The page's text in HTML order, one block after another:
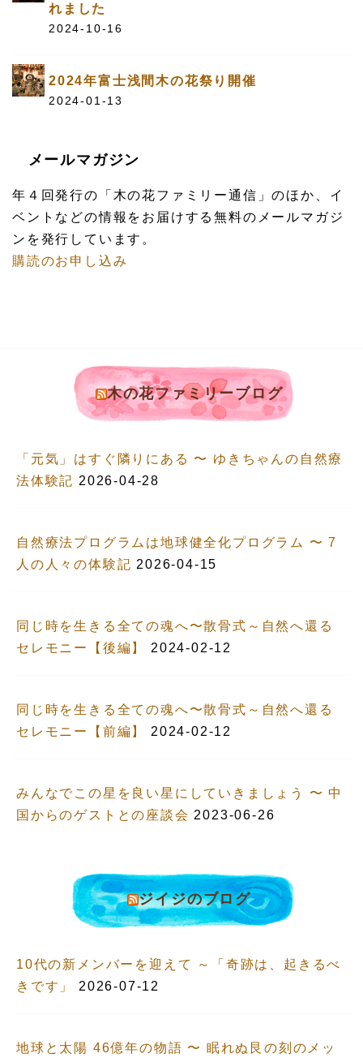
れました
2024-10-16
2024年富士浅間木の花祭り開催
2024-01-13
メールマガジン
年４回発行の「木の花ファミリー通信」のほか、イ
ベントなどの情報をお届けする無料のメールマガジ
ンを発行しています。
購読のお申し込み
木の花ファミリーブログ
「元気」はすぐ隣りにある 〜 ゆきちゃんの自然療
法体験記 2026-04-28
自然療法プログラムは地球健全化プログラム 〜 7
人の人々の体験記 2026-04-15
同じ時を生きる全ての魂へ〜散骨式～自然へ還る
セレモニー【後編】
2024-02-12
同じ時を生きる全ての魂へ〜散骨式～自然へ還る
セレモニー【前編】
2024-02-12
みんなでこの星を良い星にしていきましょう 〜 中
国からのゲストとの座談会 2023-06-26
ジイジのブログ
10代の新メンバーを迎えて ～「奇跡は、起きるべ
きです」
2026-07-12
地球と太陽 46億年の物語 〜 眠れぬ艮の刻のメッ